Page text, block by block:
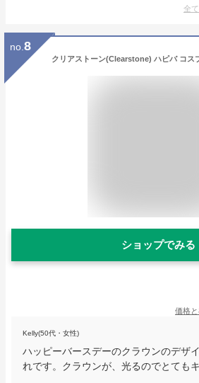
全
no. 8
ショップでみる
価格
Kelly(50代・女性)
ハッピーバースデーのクラウンのデザ
れです。クラウンが、光るのでとてもキ